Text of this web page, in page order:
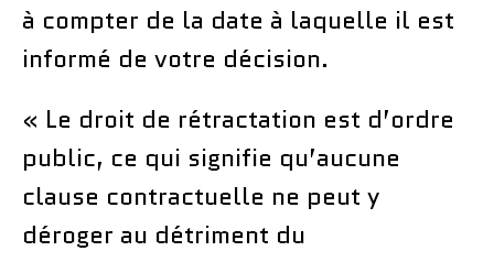
à compter de la date à laquelle il est
informé de votre décision.
« Le droit de rétractation est d’ordre
public, ce qui signifie qu’aucune
clause contractuelle ne peut y
déroger au détriment du